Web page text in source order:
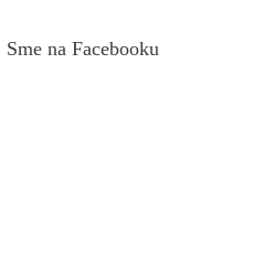
Sme na Facebooku